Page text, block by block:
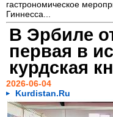
гастрономическое
Гиннесса...
В Эрбиле
первая в
курдская
2026-06-04
Kurdistan.Ru